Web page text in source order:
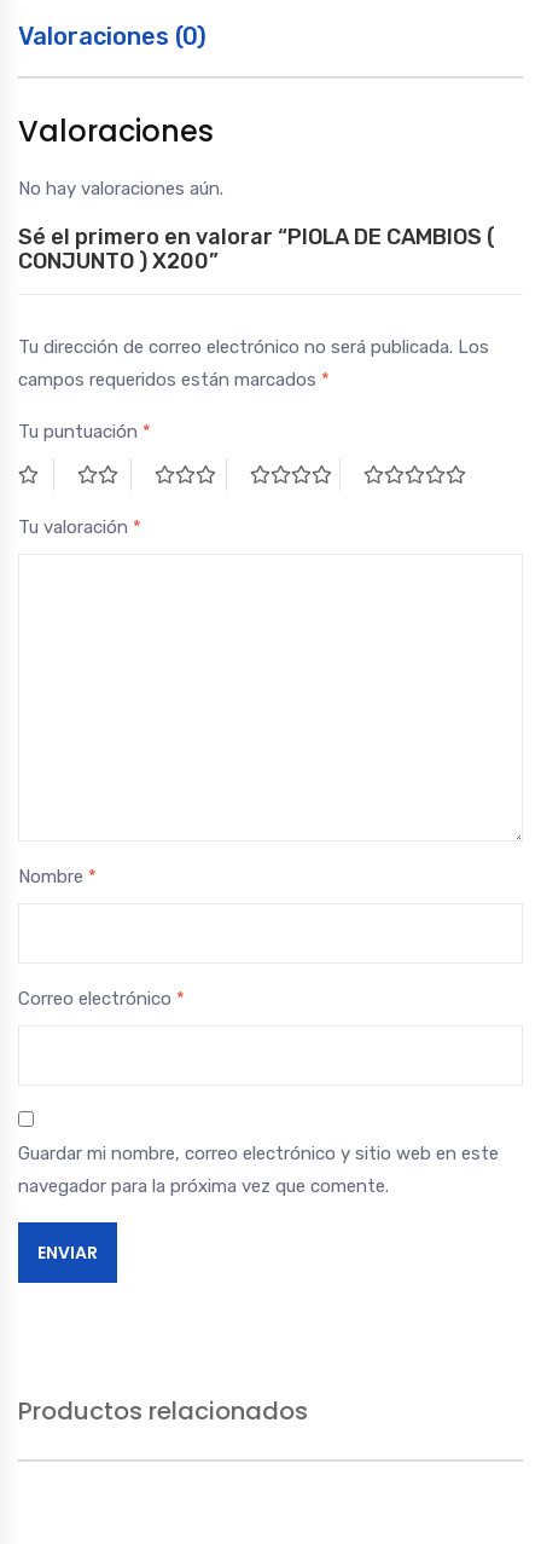
Valoraciones (0)
Valoraciones
No hay valoraciones aún.
Sé el primero en valorar “PIOLA DE CAMBIOS (
CONJUNTO ) X200”
Tu dirección de correo electrónico no será publicada. Los
campos requeridos están marcados *
Tu puntuación *
Tu valoración *
Nombre *
Correo electrónico *
Guardar mi nombre, correo electrónico y sitio web en este
navegador para la próxima vez que comente.
Productos relacionados